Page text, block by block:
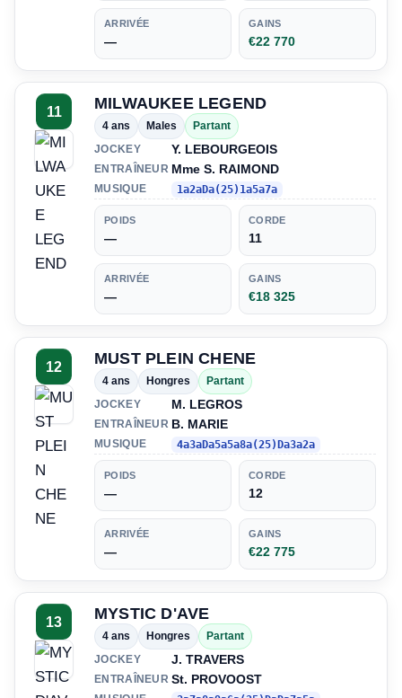
ARRIVÉE
—
GAINS
€22 770
11 MILWAUKEE LEGEND
4 ans Males
Partant
JOCKEY
Y. LEBOURGEOIS
ENTRAÎNEUR Mme S. RAIMOND
MUSIQUE 1a2aDa(25)1a5a7a
POIDS
—
CORDE
11
ARRIVÉE
—
GAINS
€18 325
12 MUST PLEIN CHENE
4 ans Hongres
Partant
JOCKEY
M. LEGROS
ENTRAÎNEUR B. MARIE
MUSIQUE 4a3aDa5a5a8a(25)Da3a2a
POIDS
—
CORDE
12
ARRIVÉE
—
GAINS
€22 775
13 MYSTIC D'AVE
4 ans Hongres
Partant
JOCKEY
J. TRAVERS
ENTRAÎNEUR St. PROVOOST